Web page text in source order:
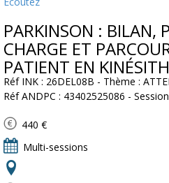
PARKINSON : BILAN,
CHARGE ET
PATIENT EN
Réf INK : 26DEL08B - Thème :
Réf ANDPC : 43402525086 -
440 €
Multi-sessions